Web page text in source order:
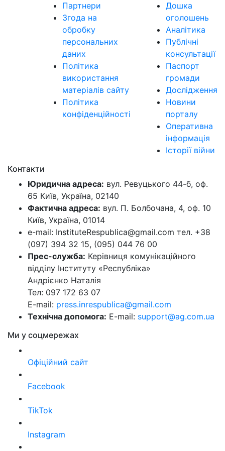
Партнери
Згода на
обробку
персональних
даних
Політика
використання
матеріалів сайту
Політика
конфіденційності
Дошка
оголошень
Аналітика
Публічні
консультації
Паспорт
громади
Дослідження
Новини
порталу
Оперативна
інформація
Історії війни
Контакти
Юридична адреса: вул. Ревуцького 44-б, оф.
65 Київ, Україна, 02140
Фактична адреса: вул. П. Болбочана, 4, оф. 10
Київ, Україна, 01014
e-mail: InstituteRespublica@gmail.com тел. +38
(097) 394 32 15, (095) 044 76 00
Прес-служба: Керівниця комунікаційного
відділу Інституту «Республіка»
Андрієнко Наталія
Тел: 097 172 63 07
E-mail: press.inrespublica@gmail.com
Технічна допомога: E-mail: support@ag.com.ua
Ми у соцмережах
Офіційний сайт
Facebook
TikTok
Instagram